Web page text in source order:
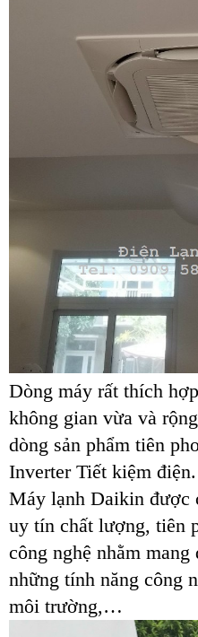
Dòng máy rất thích
không gian vừa và
dòng sản phẩm tiên
Inverter Tiết kiệm điện.
Máy lạnh Daikin được
uy tín chất lượng, tiên
công nghệ nhằm
những tính năng công
môi trường,…